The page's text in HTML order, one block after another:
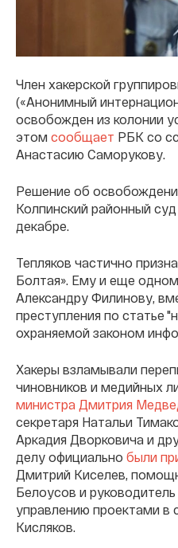
Член хакерской
(«Анонимный
освобожден из колонии
этом сообщает РБК со
Анастасию Саморукову.
Решение об
Колпинский районный
декабре.
Тепляков частично
Болтая». Ему и еще
Александру Филинову,
преступления по статье
охраняемой законом
Хакеры взламывали
чиновников и медийных
министра Дмитрия
секретаря Натальи
Аркадия Дворковича и
делу официально были
Дмитрий Киселев,
Белоусов и
управлению проектами в
Кисляков.